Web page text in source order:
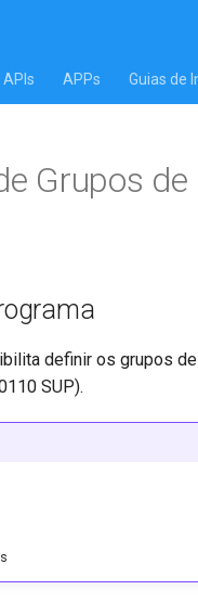
APIs APPs Guias de
Grupos
definir os grupos
SUP).